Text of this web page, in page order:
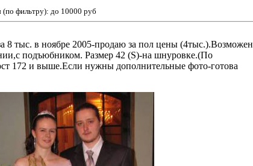
(по фильтру): до 10000 руб
8 тыс. в ноябре 2005-продаю за пол цены (4тыс.).Возможен
подъюбником. Размер 42 (S)-на шнуровке.(По
172 и выше.Если нужны дополнительные фото-готова